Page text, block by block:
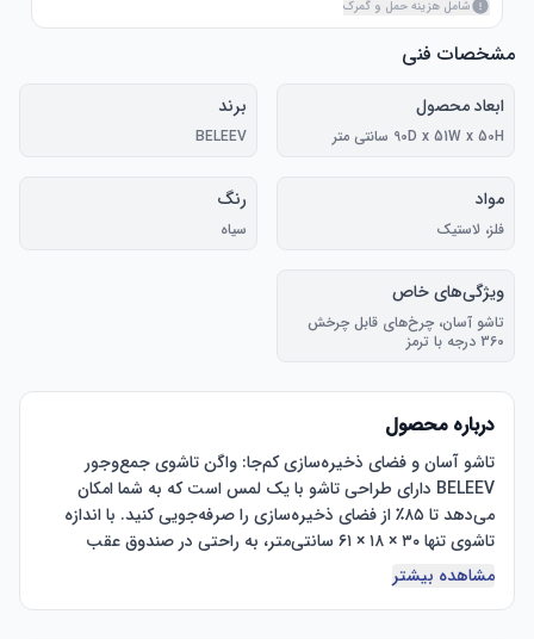
شامل هزینه حمل و گمرک
مشخصات فنی
ابعاد محصول
90D x 51W x 50H سانتی متر
برند
BELEEV
مواد
فلز، لاستیک
رنگ
سیاه
ویژگی‌های خاص
تاشو آسان، چرخ‌های قابل چرخش
360 درجه با ترمز
درباره محصول
مشاهده بیشتر